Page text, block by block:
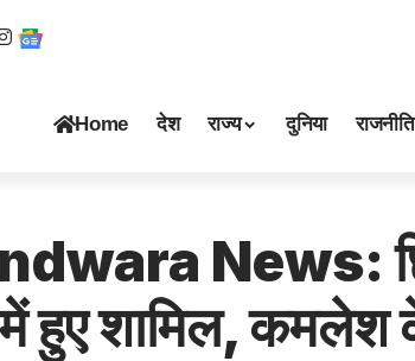
Home देश राज्य दुनिया राजनीति
News:
हुए शामिल, कमलेश